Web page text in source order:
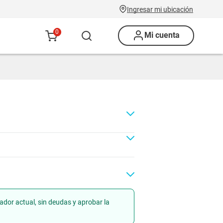
Ingresar mi ubicación
0 Mi cuenta
Renovación
actual, sin deudas y aprobar la